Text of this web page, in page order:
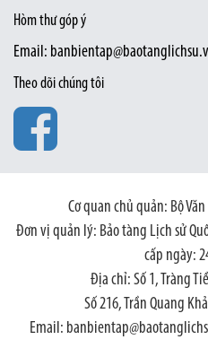
Hòm thư góp ý
Email:
Theo dõi chúng tôi
Cơ quan chủ quản: Bộ
Đơn vị quản lý: Bảo tàng Lịch sử
cấp ngày:
Địa chỉ: Số 1, Tràng
Số 216, Trần Quang
Email: